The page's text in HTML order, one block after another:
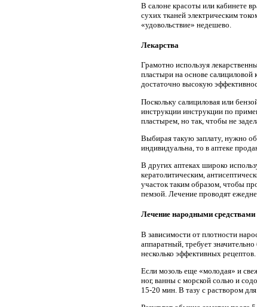
В салоне красоты или кабинете
сухих тканей электрическим
«удовольствие» недешево.
Лекарства
Грамотно используя
пластыри на основе
достаточно высокую
Поскольку салициловая или
инструкции инструкции по
пластырем, но так, чтобы не
Выбирая такую ​​заплату, нужно
индивидуальна, то в аптеке
В других аптеках широко
кератолитическим,
участок таким образом, чтобы
пемзой. Лечение проводят
Лечение народными средствами
В зависимости от плотности
аппаратный, требует
несколько эффективных рецептов.
Если мозоль еще «молодая» и
ног, ванны с морской солью и
15-20 мин. В тазу с раствором